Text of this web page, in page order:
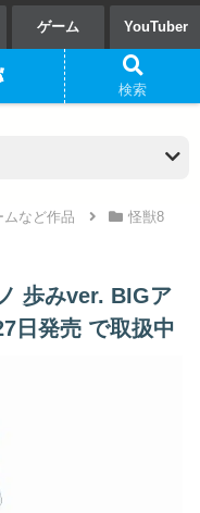
ゲーム YouTuber
など作品
怪獣8
歩みver. BIGア
日発売 で取扱中
検索